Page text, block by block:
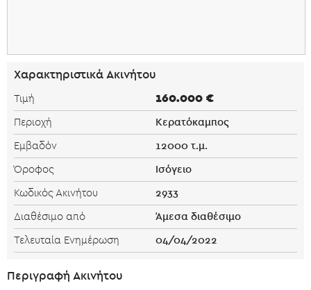
Χαρακτηριστικά Ακινήτου
Τιμή 160.000 €
Περιοχή Κερατόκαμπος
Εμβαδόν 12000 τ.μ.
Όροφος Ισόγειο
Κωδικός Ακινήτου 2933
Διαθέσιμο από Άμεσα διαθέσιμο
Τελευταία Ενημέρωση 04/04/2022
Περιγραφή Ακινήτου